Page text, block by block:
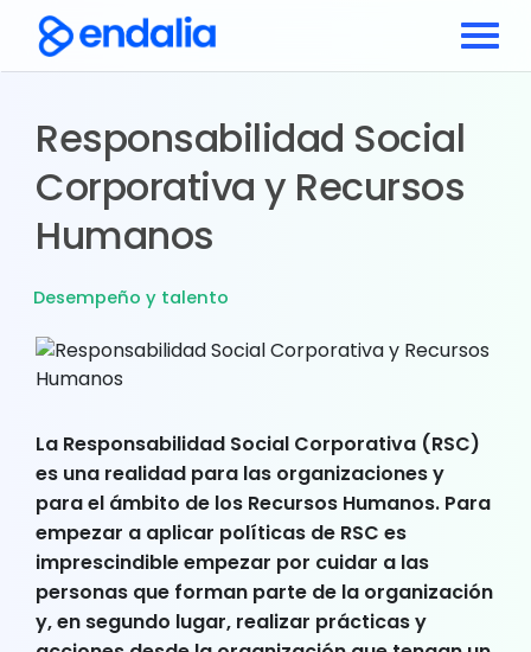
Responsabilidad Social
Corporativa y Recursos
Humanos
Desempeño y talento
La Responsabilidad Social Corporativa (RSC)
es una realidad para las organizaciones y
para el ámbito de los Recursos Humanos. Para
empezar a aplicar políticas de RSC es
imprescindible empezar por cuidar a las
personas que forman parte de la organización
y, en segundo lugar, realizar prácticas y